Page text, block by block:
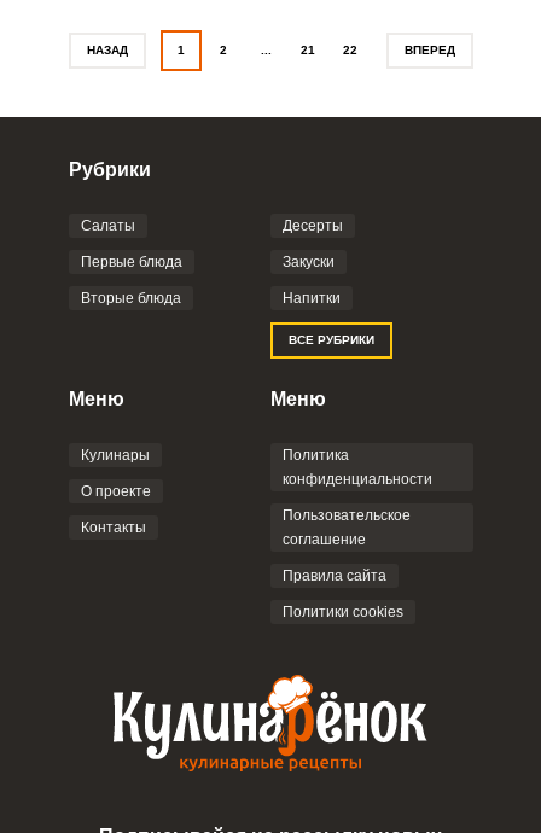
НАЗАД 1 2 21 22 ВПЕРЕД
Рубрики
Салаты
Первые блюда
Вторые блюда
Десерты
Закуски
Напитки
ВСЕ РУБРИКИ
Меню
Кулинары
О проекте
Контакты
Меню
Политика
конфиденциальности
Пользовательское
соглашение
Правила сайта
Политики cookies